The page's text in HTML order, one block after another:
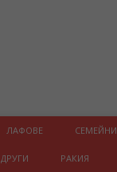
ЛАФОВЕ СЕМЕЙНИ
ДРУГИ РАКИЯ